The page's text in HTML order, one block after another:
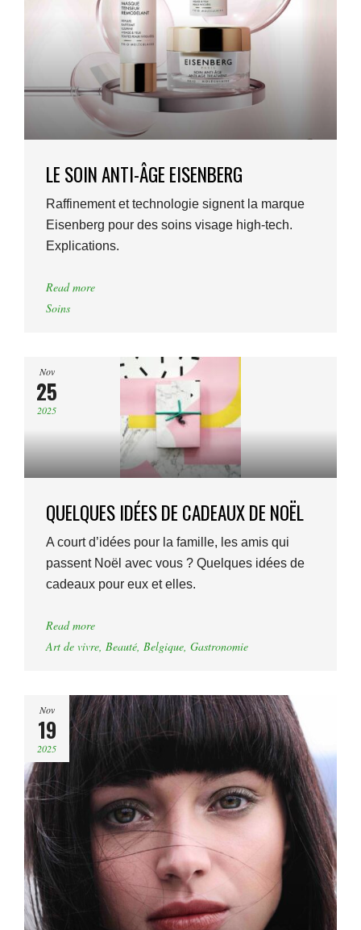
LE SOIN ANTI-ÂGE EISENBERG
Raffinement et technologie signent la marque
Eisenberg pour des soins visage high-tech.
Explications.
Read more
Soins
Nov
25
2025
QUELQUES IDÉES DE CADEAUX DE NOËL
A court d’idées pour la famille, les amis qui
passent Noël avec vous ? Quelques idées de
cadeaux pour eux et elles.
Read more
Art de vivre, Beauté, Belgique, Gastronomie
Nov
19
2025